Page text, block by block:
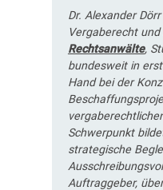
Dr. Alexander
Vergaberecht
Rechtsanwälte,
bundesweit in
Hand bei der
Schwerpunkt
strategische
Auftraggeber,